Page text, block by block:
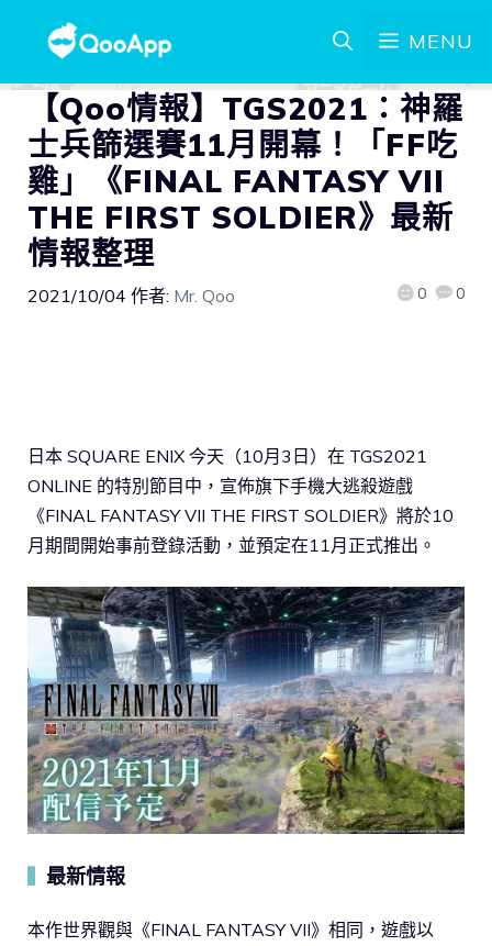
MENU
【Qoo情報】TGS2021：神羅
士兵篩選賽11月開幕！「FF吃
雞」《FINAL FANTASY VII
THE FIRST SOLDIER》最新
情報整理
2021/10/04 作者: Mr. Qoo 0 0
日本 SQUARE ENIX 今天（10月3日）在 TGS2021
ONLINE 的特別節目中，宣佈旗下手機大逃殺遊戲
《FINAL FANTASY VII THE FIRST SOLDIER》將於10
月期間開始事前登錄活動，並預定在11月正式推出。
最新情報
本作世界觀與《FINAL FANTASY VII》相同，遊戲以